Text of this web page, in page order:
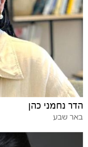
הדר נחמני כהן
באר שבע